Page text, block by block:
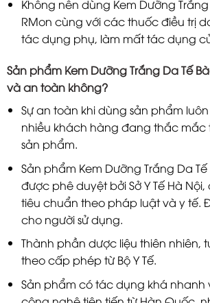
Không nên dùng Kem Dưỡng
RMon cùng với các thuốc điều trị
tác dụng phụ, làm mất tác dụng
Sản phẩm Kem Dưỡng Trắng Da Tế
và an toàn không?
Sự an toàn khi dùng sản phẩm
nhiều khách hàng đang thắc mắc
sản phẩm.
Sản phẩm Kem Dưỡng Trắng Da
được phê duyệt bởi Sở Y Tế Hà
tiêu chuẩn theo pháp luật và y tế.
cho người sử dụng.
Thành phần dược liệu thiên nhiên,
theo cấp phép từ Bộ Y Tế.
Sản phẩm có tác dụng khá nhanh